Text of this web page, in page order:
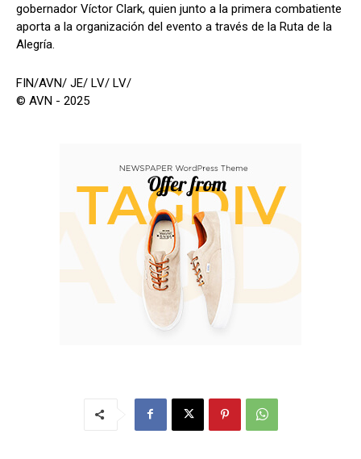
gobernador Víctor Clark, quien junto a la primera combatiente
aporta a la organización del evento a través de la Ruta de la
Alegría.
FIN/AVN/ JE/ LV/ LV/
© AVN - 2025